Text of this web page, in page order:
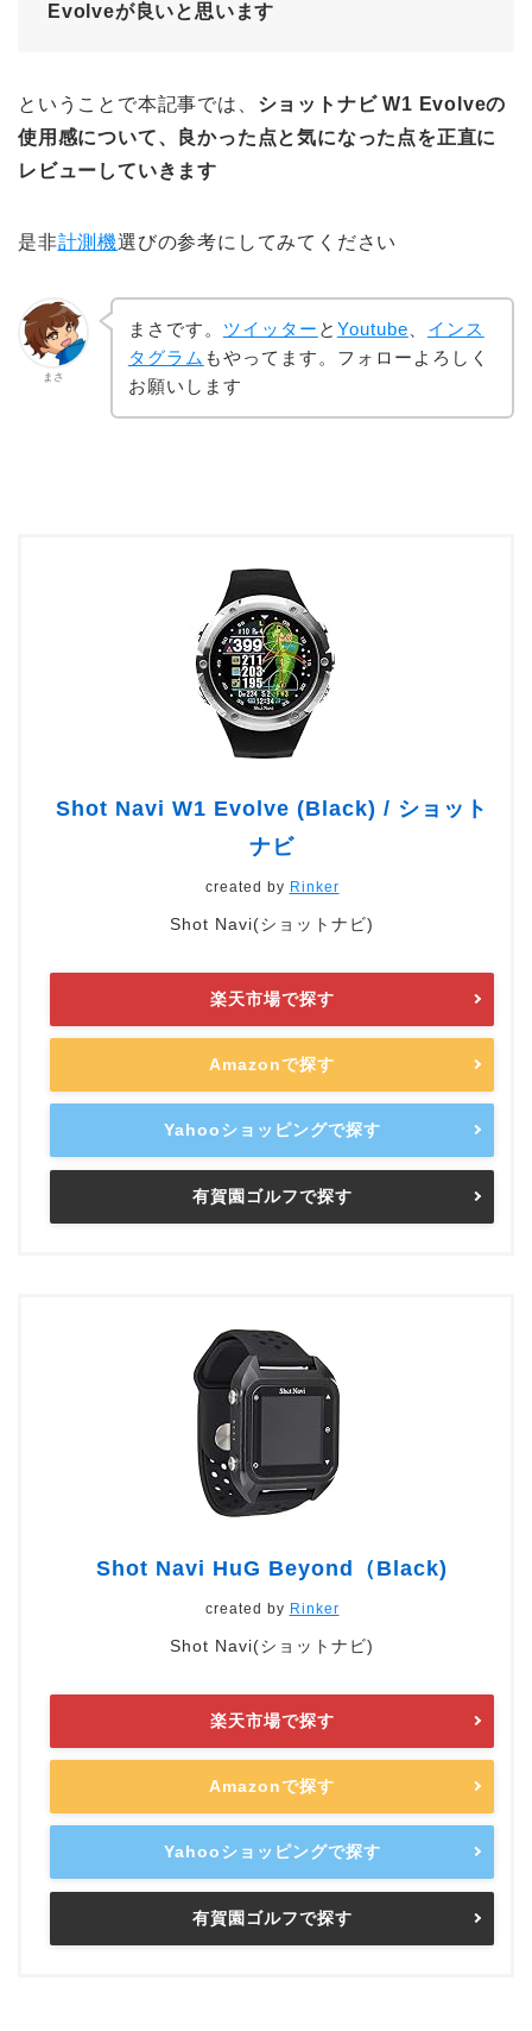
Evolveが良いと思います
ということで本記事では、 ショットナビ W1 Evolveの
使用感について、良かった点と気になった点を正直に
レビューしていきます
是非計測機選びの参考にしてみてください
まさ
まさです。 ツイッター と Youtube
インス
タグラム もやってます。フォローよろしく
お願いします
Shot Navi W1 Evolve (Black) / ショット
ナビ
created by Rinker
Shot Navi(ショットナビ)
Amazonで探す
楽天市場で探す
Yahooショッピングで探す
有賀園ゴルフで探す
Shot Navi HuG Beyond（Black)
created by Rinker
Shot Navi(ショットナビ)
Amazonで探す
楽天市場で探す
Yahooショッピングで探す
有賀園ゴルフで探す